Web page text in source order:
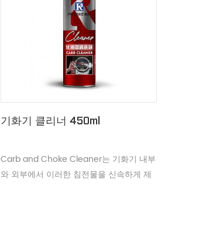
기화기 클리너 450ml
Carb and Choke Cleaner는 기화기 내부
와 외부에서 이러한 침전물을 신속하게 제